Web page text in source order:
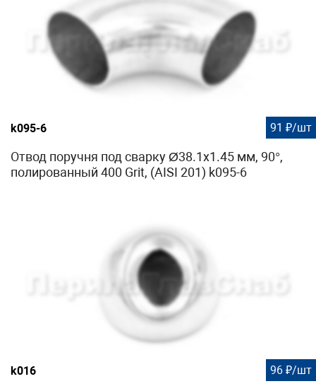
k095-6 91 ₽/шт
Отвод поручня под сварку Ø38.1х1.45 мм, 90°,
полированный 400 Grit, (AISI 201) k095-6
k016 96 ₽/шт